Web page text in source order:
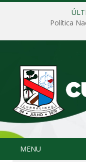
Política
MENU